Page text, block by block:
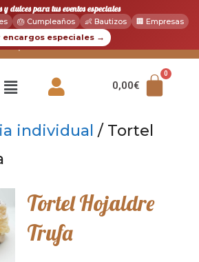
0,00€
individual / Tortel
Tortel Hojaldre
Trufa
dulces para tus eventos especiales
🎂 Cumpleaños 👶 Bautizos
🏢 Empresas
encargos especiales →
156|💬 WhatsApp: 618 211 355